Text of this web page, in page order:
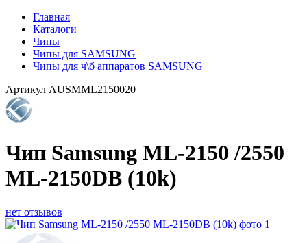
Главная
Каталоги
Чипы
Чипы для SAMSUNG
Чипы для ч\б аппаратов SAMSUNG
Артикул AUSMML2150020
Чип Samsung ML-2150 /2550
ML-2150DB (10k)
нет отзывов